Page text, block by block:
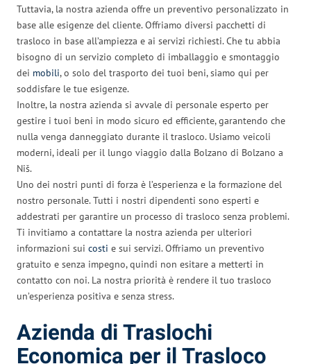
Tuttavia, la nostra azienda offre un preventivo personalizzato in
base alle esigenze del cliente. Offriamo diversi pacchetti di
trasloco in base all’ampiezza e ai servizi richiesti. Che tu abbia
bisogno di un servizio completo di imballaggio e smontaggio
dei mobili, o solo del trasporto dei tuoi beni, siamo qui per
soddisfare le tue esigenze.
Inoltre, la nostra azienda si avvale di personale esperto per
gestire i tuoi beni in modo sicuro ed efficiente, garantendo che
nulla venga danneggiato durante il trasloco. Usiamo veicoli
moderni, ideali per il lungo viaggio dalla Bolzano di Bolzano a
Niš.
Uno dei nostri punti di forza è l’esperienza e la formazione del
nostro personale. Tutti i nostri dipendenti sono esperti e
addestrati per garantire un processo di trasloco senza problemi.
Ti invitiamo a contattare la nostra azienda per ulteriori
informazioni sui costi e sui servizi. Offriamo un preventivo
gratuito e senza impegno, quindi non esitare a metterti in
contatto con noi. La nostra priorità è rendere il tuo trasloco
un’esperienza positiva e senza stress.
Azienda di Traslochi
Economica per il Trasloco